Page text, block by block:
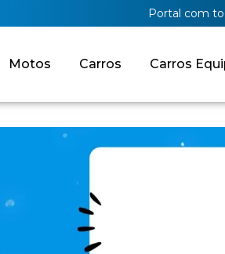
Portal com
Motos Carros Carros